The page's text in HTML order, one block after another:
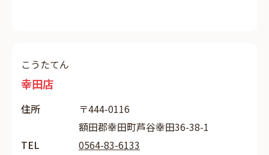
こうたてん
幸田店
住所
〒444-0116
額田郡幸田町芦谷幸田36-38-1
TEL
0564-83-6133